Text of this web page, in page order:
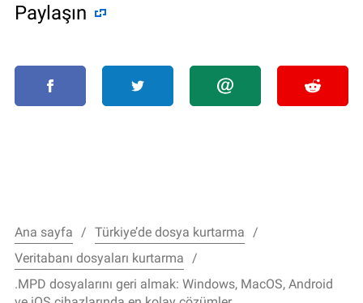
Paylaşın
Ana sayfa
Türkiye’de dosya kurtarma
Veritabanı dosyaları kurtarma
.MPD dosyalarını geri almak: Windows, MacOS, Android